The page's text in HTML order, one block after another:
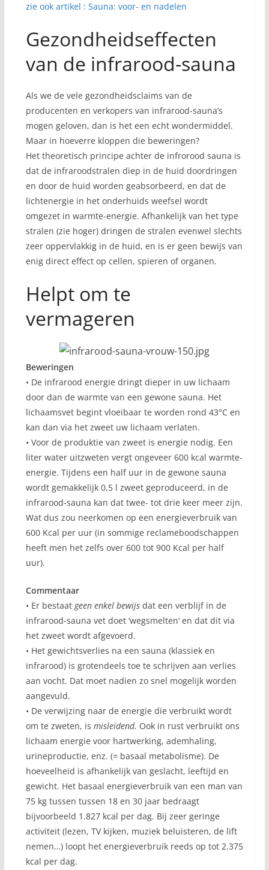
zie ook artikel : Sauna: voor- en nadelen
Gezondheidseffecten
van de infrarood-sauna
Als we de vele gezondheidsclaims van de
producenten en verkopers van infrarood-sauna’s
mogen geloven, dan is het een echt wondermiddel.
Maar in hoeverre kloppen die beweringen?
Het theoretisch principe achter de infrorood sauna is
dat de infraroodstralen diep in de huid doordringen
en door de huid worden geabsorbeerd, en dat de
lichtenergie in het onderhuids weefsel wordt
omgezet in warmte-energie. Afhankelijk van het type
stralen (zie hoger) dringen de stralen evenwel slechts
zeer oppervlakkig in de huid, en is er geen bewijs van
enig direct effect op cellen, spieren of organen.
Helpt om te
vermageren
Beweringen
• De infrarood energie dringt dieper in uw lichaam
door dan de warmte van een gewone sauna. Het
lichaamsvet begint vloeibaar te worden rond 43°C en
kan dan via het zweet uw lichaam verlaten.
• Voor de produktie van zweet is energie nodig. Een
liter water uitzweten vergt ongeveer 600 kcal warmte-
energie. Tijdens een half uur in de gewone sauna
wordt gemakkelijk 0,5 l zweet geproduceerd, in de
infrarood-sauna kan dat twee- tot drie keer meer zijn.
Wat dus zou neerkomen op een energieverbruik van
600 Kcal per uur (in sommige reclameboodschappen
heeft men het zelfs over 600 tot 900 Kcal per half
uur).
Commentaar
• Er bestaat geen enkel bewijs dat een verblijf in de
infrarood-sauna vet doet ‘wegsmelten’ en dat dit via
het zweet wordt afgevoerd.
• Het gewichtsverlies na een sauna (klassiek en
infrarood) is grotendeels toe te schrijven aan verlies
aan vocht. Dat moet nadien zo snel mogelijk worden
aangevuld.
• De verwijzing naar de energie die verbruikt wordt
om te zweten, is misleidend. Ook in rust verbruikt ons
lichaam energie voor hartwerking, ademhaling,
urineproductie, enz. (= basaal metabolisme). De
hoeveelheid is afhankelijk van geslacht, leeftijd en
gewicht. Het basaal energieverbruik van een man van
75 kg tussen tussen 18 en 30 jaar bedraagt
bijvoorbeeld 1.827 kcal per dag. Bij zeer geringe
activiteit (lezen, TV kijken, muziek beluisteren, de lift
nemen…) loopt het energieverbruik reeds op tot 2.375
kcal per dag.